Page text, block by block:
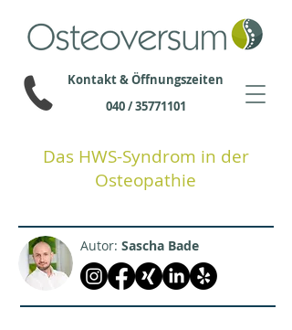
040 / 35771101
Kontakt & Öffnungszeiten
Das HWS-Syndrom in der
Osteopathie
Autor: Sascha Bade